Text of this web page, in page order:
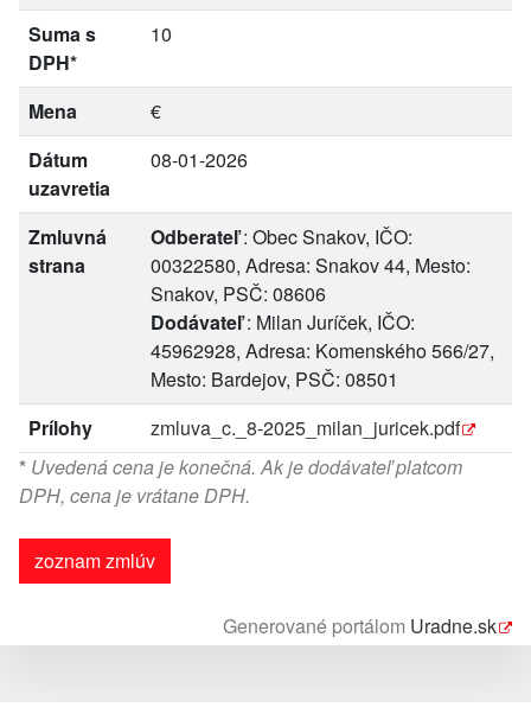
Suma s
DPH*
10
Mena
€
Dátum
uzavretia
08-01-2026
Zmluvná
strana
Odberateľ: Obec Snakov, IČO:
00322580, Adresa: Snakov 44, Mesto:
Snakov, PSČ: 08606
Dodávateľ: Milan Juríček, IČO:
45962928, Adresa: Komenského 566/27,
Mesto: Bardejov, PSČ: 08501
Prílohy
zmluva_c._8-2025_milan_juricek.pdf
* Uvedená cena je konečná. Ak je dodávateľ platcom
DPH, cena je vrátane DPH.
zoznam zmlúv
Generované portálom Uradne.sk